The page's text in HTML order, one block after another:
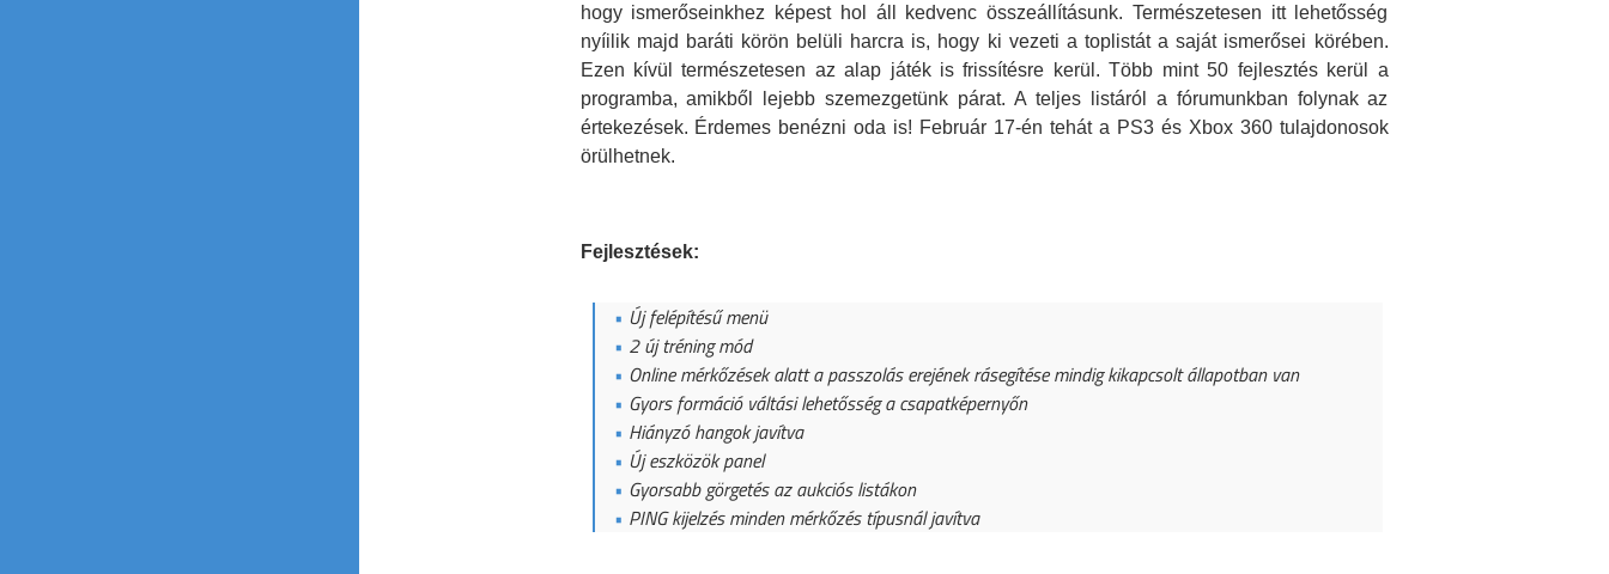
hogy ismerőseinkhez képest hol áll kedvenc összeállításunk. Természetesen itt lehetősség
nyíilik majd baráti körön belüli harcra is, hogy ki vezeti a toplistát a saját ismerősei körében.
Ezen kívül természetesen az alap játék is frissítésre kerül. Több mint 50 fejlesztés kerül a
programba, amikből lejebb szemezgetünk párat. A teljes listáról a fórumunkban folynak az
értekezések. Érdemes benézni oda is! Február 17-én tehát a PS3 és Xbox 360 tulajdonosok
örülhetnek.
Fejlesztések:
Új felépítésű menü
2 új tréning mód
Online mérkőzések alatt a passzolás erejének rásegítése mindig kikapcsolt állapotban van
Gyors formáció váltási lehetősség a csapatképernyőn
Hiányzó hangok javítva
Új eszközök panel
Gyorsabb görgetés az aukciós listákon
PING kijelzés minden mérkőzés típusnál javítva